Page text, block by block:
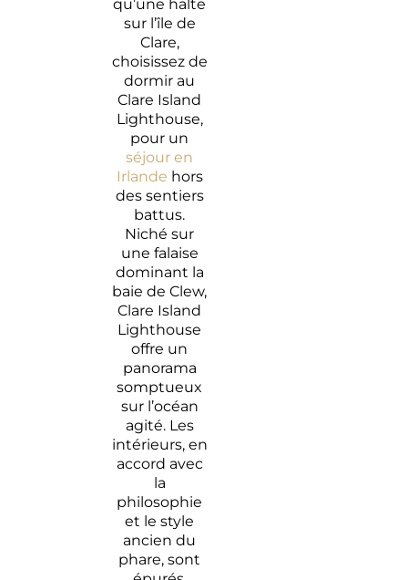
qu’une halte
sur l’île de
Clare,
choisissez de
dormir au
Clare Island
Lighthouse,
pour un
séjour en
Irlande hors
des sentiers
battus.
Niché sur
une falaise
dominant la
baie de Clew,
Clare Island
Lighthouse
offre un
panorama
somptueux
sur l’océan
agité. Les
intérieurs, en
accord avec
la
philosophie
et le style
ancien du
phare, sont